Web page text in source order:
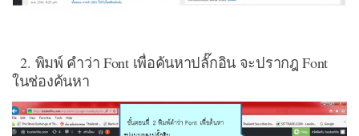
2. พิมพ์ คำว่า Font เพื่อค้นหาปลั๊กอิน จะปรากฎ Font
ในช่องค้นหา